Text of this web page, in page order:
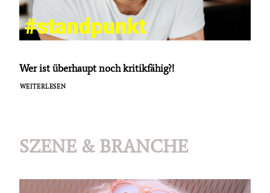
Wer ist überhaupt noch kritikfähig?!
WEITERLESEN
SZENE & BRANCHE